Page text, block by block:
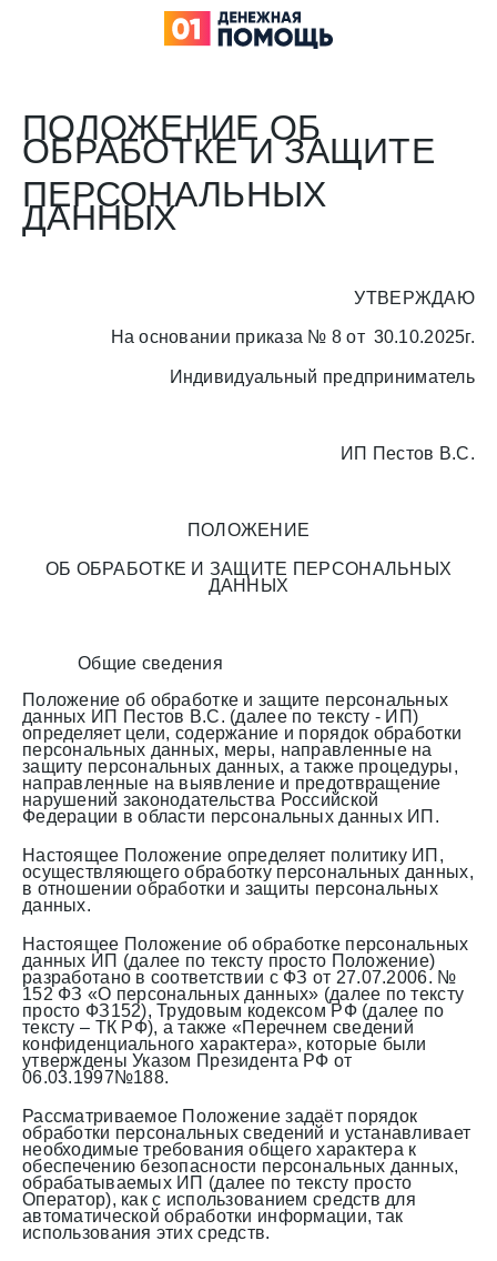
ПОЛОЖЕНИЕ ОБ
ОБРАБОТКЕ И ЗАЩИТЕ
ПЕРСОНАЛЬНЫХ
ДАННЫХ
УТВЕРЖДАЮ
На основании приказа № 8 от 30.10.2025г.
Индивидуальный предприниматель
ИП Пестов В.С.
ПОЛОЖЕНИЕ
ОБ ОБРАБОТКЕ И ЗАЩИТЕ ПЕРСОНАЛЬНЫХ
ДАННЫХ
Общие сведения
Положение об обработке и защите персональных
данных ИП Пестов В.С. (далее по тексту - ИП)
определяет цели, содержание и порядок обработки
персональных данных, меры, направленные на
защиту персональных данных, а также процедуры,
направленные на выявление и предотвращение
нарушений законодательства Российской
Федерации в области персональных данных ИП.
Настоящее Положение определяет политику ИП,
осуществляющего обработку персональных данных,
в отношении обработки и защиты персональных
данных.
Настоящее Положение об обработке персональных
данных ИП (далее по тексту просто Положение)
разработано в соответствии с ФЗ от 27.07.2006. №
152 ФЗ «О персональных данных» (далее по тексту
просто ФЗ152), Трудовым кодексом РФ (далее по
тексту – ТК РФ), а также «Перечнем сведений
конфиденциального характера», которые были
утверждены Указом Президента РФ от
06.03.1997№188.
Рассматриваемое Положение задаёт порядок
обработки персональных сведений и устанавливает
необходимые требования общего характера к
обеспечению безопасности персональных данных,
обрабатываемых ИП (далее по тексту просто
Оператор), как с использованием средств для
автоматической обработки информации, так
использования этих средств.